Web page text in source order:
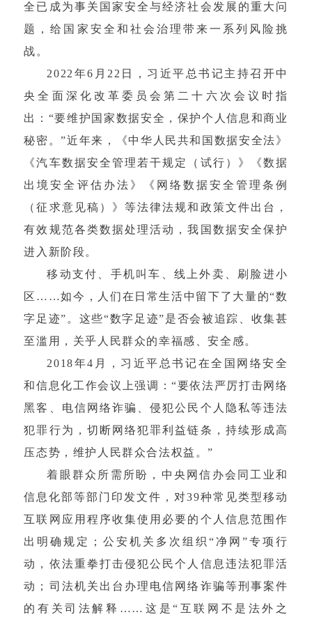
全已成为事关国家安全与经济社会发展的重大问
题，给国家安全和社会治理带来一系列风险挑
战。
2022年6月22日，习近平总书记主持召开中
央全面深化改革委员会第二十六次会议时指
出：“要维护国家数据安全，保护个人信息和商业
秘密。”近年来，《中华人民共和国数据安全法》
《汽车数据安全管理若干规定（试行）》《数据
出境安全评估办法》《网络数据安全管理条例
（征求意见稿）》等法律法规和政策文件出台，
有效规范各类数据处理活动，我国数据安全保护
进入新阶段。
移动支付、手机叫车、线上外卖、刷脸进小
区……如今，人们在日常生活中留下了大量的“数
字足迹”。这些“数字足迹”是否会被追踪、收集甚
至滥用，关乎人民群众的幸福感、安全感。
2018年4月，习近平总书记在全国网络安全
和信息化工作会议上强调：“要依法严厉打击网络
黑客、电信网络诈骗、侵犯公民个人隐私等违法
犯罪行为，切断网络犯罪利益链条，持续形成高
压态势，维护人民群众合法权益。”
着眼群众所需所盼，中央网信办会同工业和
信息化部等部门印发文件，对39种常见类型移动
互联网应用程序收集使用必要的个人信息范围作
出明确规定；公安机关多次组织“净网”专项行
动，依法重拳打击侵犯公民个人信息违法犯罪活
动；司法机关出台办理电信网络诈骗等刑事案件
的有关司法解释……这是“互联网不是法外之